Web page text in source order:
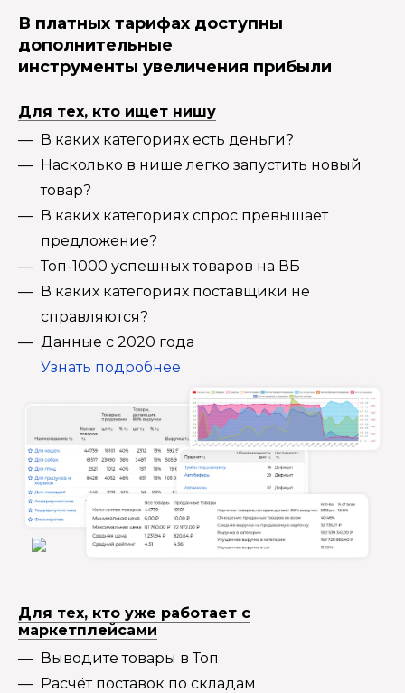
В платных тарифах доступны
дополнительные
инструменты увеличения прибыли
Для тех, кто ищет нишу
В каких категориях есть деньги?
Насколько в нише легко запустить новый
товар?
В каких категориях спрос превышает
предложение?
Топ-1000 успешных товаров на ВБ
В каких категориях поставщики не
справляются?
Данные с 2020 года
Узнать подробнее
Для тех, кто уже работает с
маркетплейсами
Выводите товары в Топ
Расчёт поставок по складам